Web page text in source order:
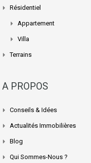
Résidentiel
Appartement
Villa
Terrains
A PROPOS
Conseils & Idées
Actualités Immobilières
Blog
Qui Sommes-Nous ?